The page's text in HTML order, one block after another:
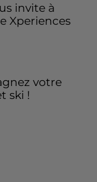
invite à
Xperiences
votre
ski !